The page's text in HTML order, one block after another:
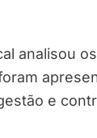
analisou
e